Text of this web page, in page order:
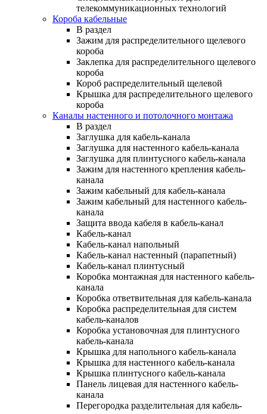
телекоммуникационных технологий
Короба кабельные
В раздел
Зажим для распределительного щелевого
короба
Заклепка для распределительного щелевого
короба
Короб распределительный щелевой
Крышка для распределительного щелевого
короба
Каналы настенного и потолочного монтажа
В раздел
Заглушка для кабель-канала
Заглушка для настенного кабель-канала
Заглушка для плинтусного кабель-канала
Зажим для настенного крепления кабель-
канала
Зажим кабельный для кабель-канала
Зажим кабельный для настенного кабель-
канала
Защита ввода кабеля в кабель-канал
Кабель-канал
Кабель-канал напольный
Кабель-канал настенный (парапетный)
Кабель-канал плинтусный
Коробка монтажная для настенного кабель-
канала
Коробка ответвительная для кабель-канала
Коробка распределительная для систем
кабель-каналов
Коробка установочная для плинтусного
кабель-канала
Крышка для напольного кабель-канала
Крышка для настенного кабель-канала
Крышка плинтусного кабель-канала
Панель лицевая для настенного кабель-
канала
Перегородка разделительная для кабель-